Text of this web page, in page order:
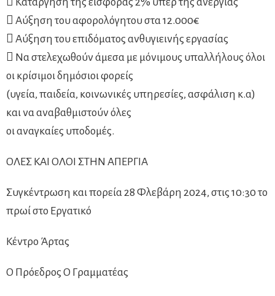
 Αύξηση του αφορολόγητου στα 12.000€
 Αύξηση του επιδόματος ανθυγιεινής εργασίας
 Να στελεχωθούν άμεσα με μόνιμους υπαλλήλους όλοι
οι κρίσιμοι δημόσιοι φορείς
(υγεία, παιδεία, κοινωνικές υπηρεσίες, ασφάλιση κ.α)
και να αναβαθμιστούν όλες
οι αναγκαίες υποδομές.
ΟΛΕΣ ΚΑΙ ΟΛΟΙ ΣΤΗΝ ΑΠΕΡΓΙΑ
Συγκέντρωση και πορεία 28 Φλεβάρη 2024, στις 10:30 το
πρωί στο Εργατικό
Κέντρο Άρτας
Ο Πρόεδρος Ο Γραμματέας